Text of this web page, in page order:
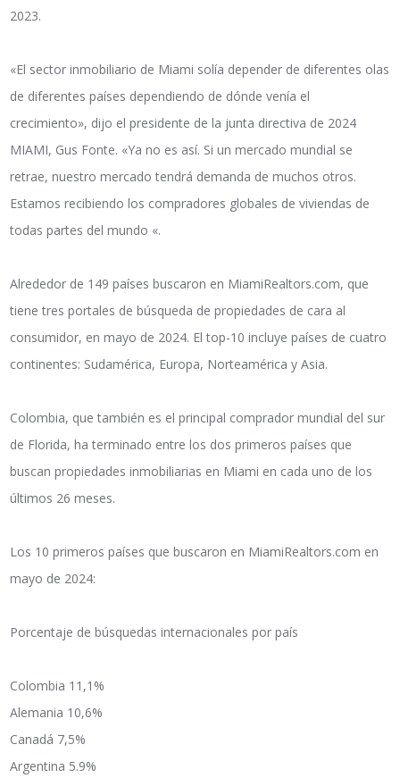
2023.
«El sector inmobiliario de Miami solía depender de diferentes olas
de diferentes países dependiendo de dónde venía el
crecimiento», dijo el presidente de la junta directiva de 2024
MIAMI, Gus Fonte. «Ya no es así. Si un mercado mundial se
retrae, nuestro mercado tendrá demanda de muchos otros.
Estamos recibiendo los compradores globales de viviendas de
todas partes del mundo «.
Alrededor de 149 países buscaron en MiamiRealtors.com, que
tiene tres portales de búsqueda de propiedades de cara al
consumidor, en mayo de 2024. El top-10 incluye países de cuatro
continentes: Sudamérica, Europa, Norteamérica y Asia.
Colombia, que también es el principal comprador mundial del sur
de Florida, ha terminado entre los dos primeros países que
buscan propiedades inmobiliarias en Miami en cada uno de los
últimos 26 meses.
Los 10 primeros países que buscaron en MiamiRealtors.com en
mayo de 2024:
Porcentaje de búsquedas internacionales por país
Colombia 11,1%
Alemania 10,6%
Canadá 7,5%
Argentina 5.9%